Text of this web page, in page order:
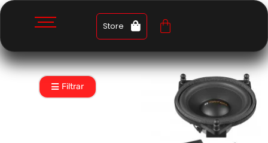
Store
Filtrar